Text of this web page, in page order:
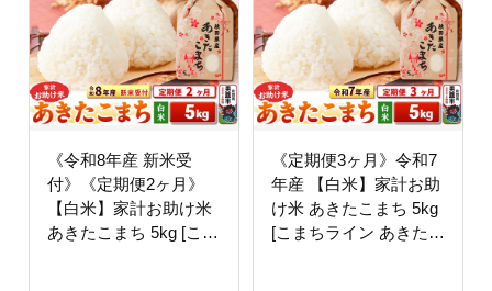
《令和8年産 新米受
付》《定期便2ヶ月》
【白米】家計お助け米
あきたこまち 5kg [こま
《定期便3ヶ月》令和7
年産 【白米】家計お助
け米 あきたこまち 5kg
[こまちライン あきたこ